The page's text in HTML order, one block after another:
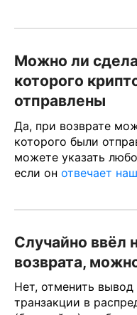
Можно ли
которого
отправлены
Да, при возврате
которого были
можете указать
если он отвечает
Случайно ввёл
возврата,
Нет, отменить вывод
транзакции в